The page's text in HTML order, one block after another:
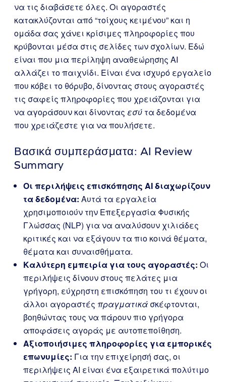
να τις διαβάσετε όλες. Οι αγοραστές
κατακλύζονται από “τοίχους κειμένου” και η
ομάδα σας χάνει κρίσιμες πληροφορίες που
κρύβονται μέσα στις σελίδες των σχολίων. Εδώ
είναι που μια περίληψη αναθεώρησης AI
αλλάζει το παιχνίδι. Είναι ένα ισχυρό εργαλείο
που κόβει το θόρυβο, δίνοντας στους αγοραστές
τις σαφείς πληροφορίες που χρειάζονται για
να αγοράσουν και δίνοντας εσύ τα δεδομένα
που χρειάζεστε για να πουλήσετε.
Βασικά συμπεράσματα: AI Review
Summary
Οι περιλήψεις επισκόπησης AI διαχωρίζουν
τα δεδομένα: Αυτά τα εργαλεία
χρησιμοποιούν την Επεξεργασία Φυσικής
Γλώσσας (NLP) για να αναλύσουν χιλιάδες
κριτικές και να εξάγουν τα πιο κοινά θέματα,
θέματα και συναισθήματα.
Καλύτερη εμπειρία για τους αγοραστές: Οι
περιλήψεις δίνουν στους πελάτες μια
γρήγορη, εύχρηστη επισκόπηση του τι έχουν οι
άλλοι αγοραστές πραγματικά σκέφτονται,
βοηθώντας τους να πάρουν πιο γρήγορα
αποφάσεις αγοράς με αυτοπεποίθηση.
Αξιοποιήσιμες πληροφορίες για εμπορικές
επωνυμίες: Για την επιχείρησή σας, οι
περιλήψεις AI είναι ένα εξαιρετικά πολύτιμο